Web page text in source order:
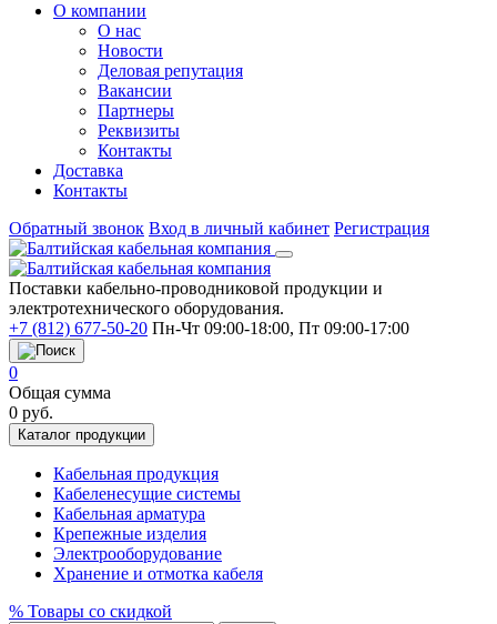
О компании
О нас
Новости
Деловая репутация
Вакансии
Партнеры
Реквизиты
Контакты
Доставка
Контакты
Обратный звонок Вход в личный кабинет Регистрация
Поставки кабельно-проводниковой продукции и
электротехнического оборудования.
+7 (812) 677-50-20 Пн-Чт 09:00-18:00, Пт 09:00-17:00
0
Общая сумма
0 руб.
Каталог продукции
Кабельная продукция
Кабеленесущие системы
Кабельная арматура
Крепежные изделия
Электрооборудование
Хранение и отмотка кабеля
% Товары со скидкой